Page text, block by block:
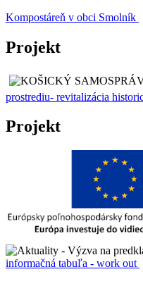
Kompostáreň v obci Smolník
Projekt
prostrediu- revitalizácia
Projekt
informačná tabuľa - work out